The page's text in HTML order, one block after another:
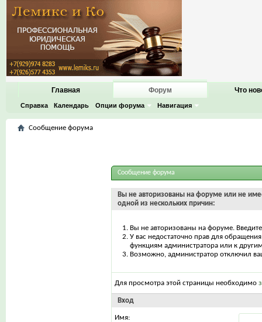
Главная Форум
Справка Календарь Опции форума Навигация
Что
Сообщение форума
Сообщение форума
Вы не авторизованы на форуме или не
одной из нескольких причин:
Вы не авторизованы на форуме.
У вас недостаточно прав для
функциям администратора или к
Возможно, администратор отключил
Для просмотра этой страницы необходимо
Вход
Имя: